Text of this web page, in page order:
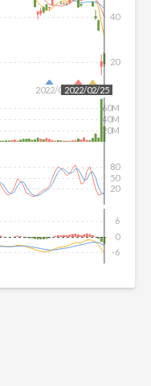
2022/02/02
20
40
2022/02/25
20M
40M
60M
20
50
80
-6
0
6